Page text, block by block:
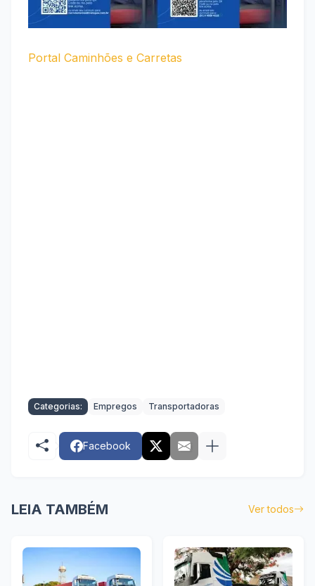
Portal Caminhões e Carretas
Categorias: Empregos Transportadoras
Facebook
LEIA TAMBÉM Ver todos